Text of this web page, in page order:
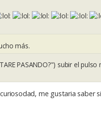
más.
PASANDO?") subir el pulso
me gustaria saber